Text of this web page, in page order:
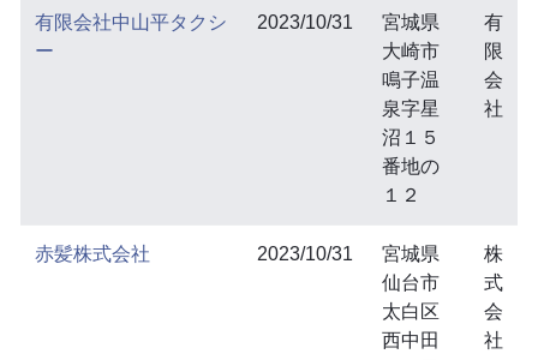
有限会社中山平タクシ
ー
2023/10/31
宮城県
大崎市
鳴子温
泉字星
沼１５
番地の
１２
有
限
会
社
赤髪株式会社 2023/10/31
宮城県
仙台市
太白区
西中田
株
式
会
社